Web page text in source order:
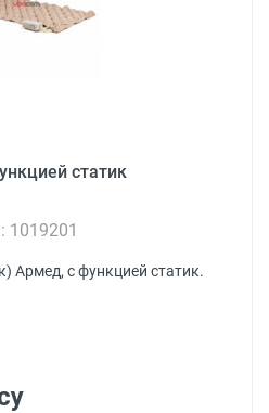
статик
1019201
Армед, с функцией статик.